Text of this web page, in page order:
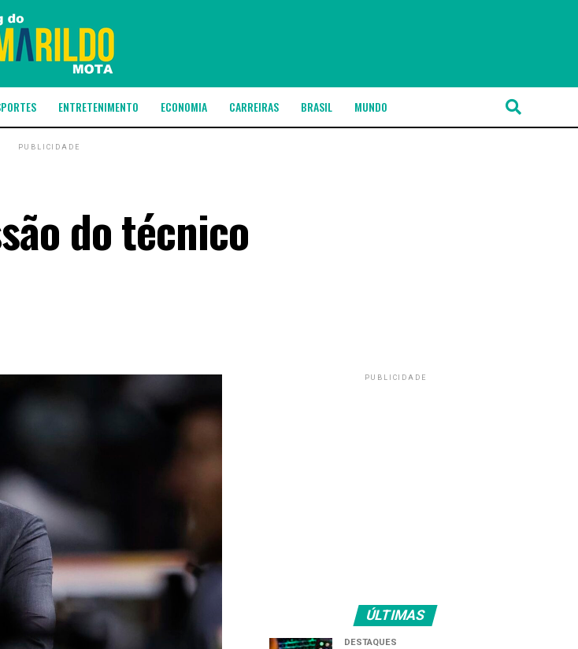
ENTRETENIMENTO ECONOMIA CARREIRAS BRASIL MUNDO
PUBLICIDADE
do técnico
PUBLICIDADE
ÚLTIMAS
DESTAQUES